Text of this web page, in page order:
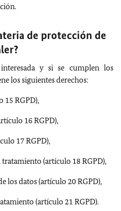
de protección de
y si se cumplen los
los siguientes derechos:
15 RGPD),
16 RGPD),
17 RGPD),
(artículo 18 RGPD),
los datos (artículo 20 RGPD),
(artículo 21 RGPD).